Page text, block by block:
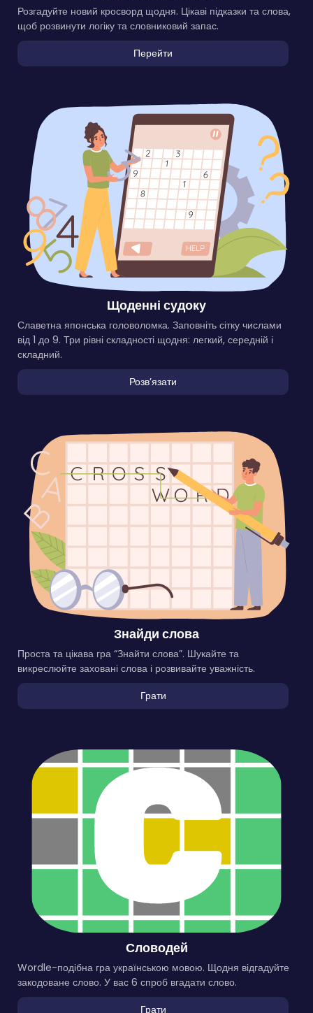
Розгадуйте новий кросворд щодня. Цікаві підказки та слова,
щоб розвинути логіку та словниковий запас.
Перейти
Щоденні судоку
Славетна японська головоломка. Заповніть сітку числами
від 1 до 9. Три рівні складності щодня: легкий, середній і
складний.
Розвʼязати
Знайди слова
Проста та цікава гра “Знайти слова”. Шукайте та
викреслюйте заховані слова і розвивайте уважність.
Грати
Словодей
Wordle-подібна гра українською мовою. Щодня відгадуйте
закодоване слово. У вас 6 спроб вгадати слово.
Грати